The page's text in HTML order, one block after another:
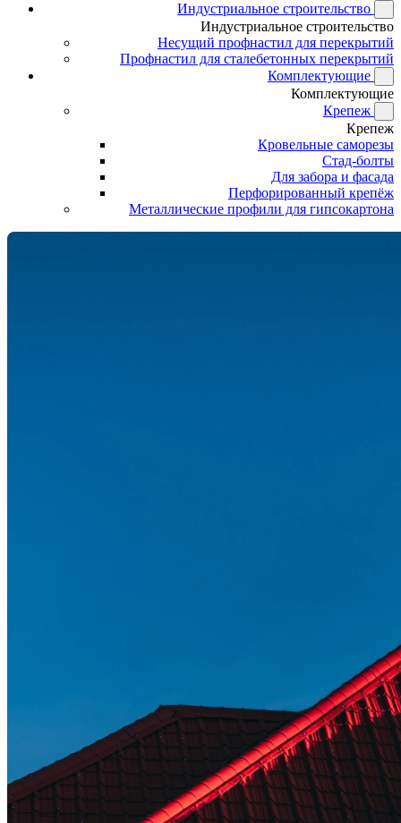
Индустриальное строительство
Индустриальное строительство
Несущий профнастил для перекрытий
Профнастил для сталебетонных перекрытий
Комплектующие
Комплектующие
Крепеж
Крепеж
Кровельные саморезы
Стад-болты
Для забора и фасада
Перфорированный крепёж
Металлические профили для гипсокартона